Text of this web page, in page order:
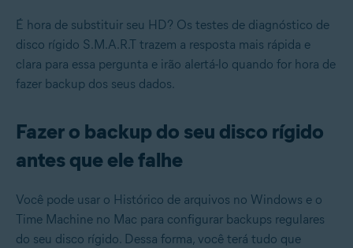
É hora de substituir seu HD? Os testes de diagnóstico de
disco rígido S.M.A.R.T trazem a resposta mais rápida e
clara para essa pergunta e irão alertá-lo quando for hora de
fazer backup dos seus dados.
Fazer o backup do seu disco rígido
antes que ele falhe
Você pode usar o Histórico de arquivos no Windows e o
Time Machine no Mac para configurar backups regulares
do seu disco rígido. Dessa forma, você terá tudo que